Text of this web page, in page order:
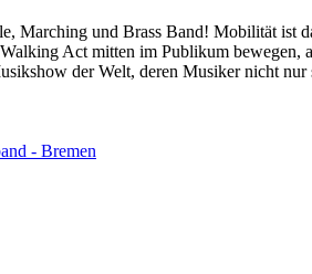
und Brass Band! Mobilität ist
Act mitten im Publikum
der Welt, deren Musiker nicht nur
- Bremen